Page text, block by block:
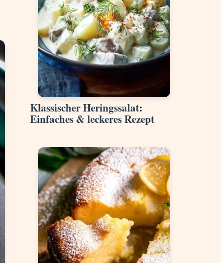
Klassischer Heringssalat:
Einfaches & leckeres Rezept